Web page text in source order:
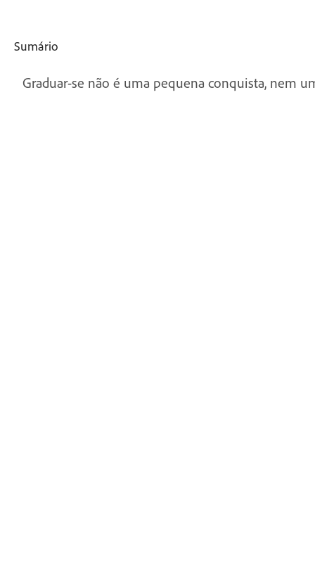
Sumário
Graduar-se não é uma pequena conquista, nem